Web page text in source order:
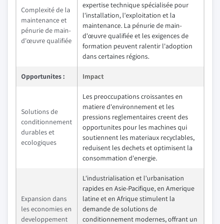
Complexité de la
maintenance et
pénurie de main-
d'œuvre qualifiée
expertise technique spécialisée pour
l'installation, l'exploitation et la
maintenance. La pénurie de main-
d'œuvre qualifiée et les exigences de
formation peuvent ralentir l'adoption
dans certaines régions.
Opportunites : Impact
Solutions de
conditionnement
durables et
ecologiques
Les preoccupations croissantes en
matiere d'environnement et les
pressions reglementaires creent des
opportunites pour les machines qui
soutiennent les materiaux recyclables,
reduisent les dechets et optimisent la
consommation d'energie.
Expansion dans
les economies en
developpement
L'industrialisation et l'urbanisation
rapides en Asie-Pacifique, en Amerique
latine et en Afrique stimulent la
demande de solutions de
conditionnement modernes, offrant un